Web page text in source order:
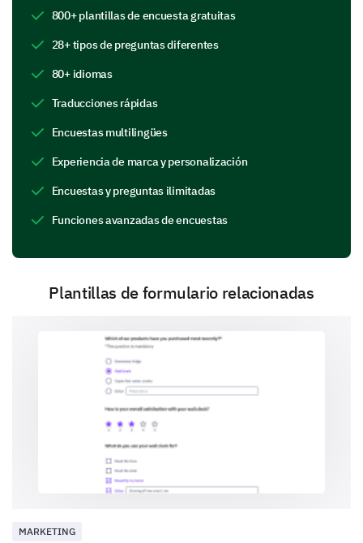
Please enter your comment here:
What was the key message that you derived
Advertisement Effects
has had on you.
Did the ad stimulate interest in the
product/service?
No
Did the ad influence your likelihood of
purchasing the product/service?
800+ plantillas de encuesta gratuitas
28+ tipos de preguntas diferentes
80+ idiomas
Traducciones rápidas
Encuestas multilingües
Experiencia de marca y personalización
Encuestas y preguntas ilimitadas
Funciones avanzadas de encuestas
Plantillas de formulario relacionadas
MARKETING